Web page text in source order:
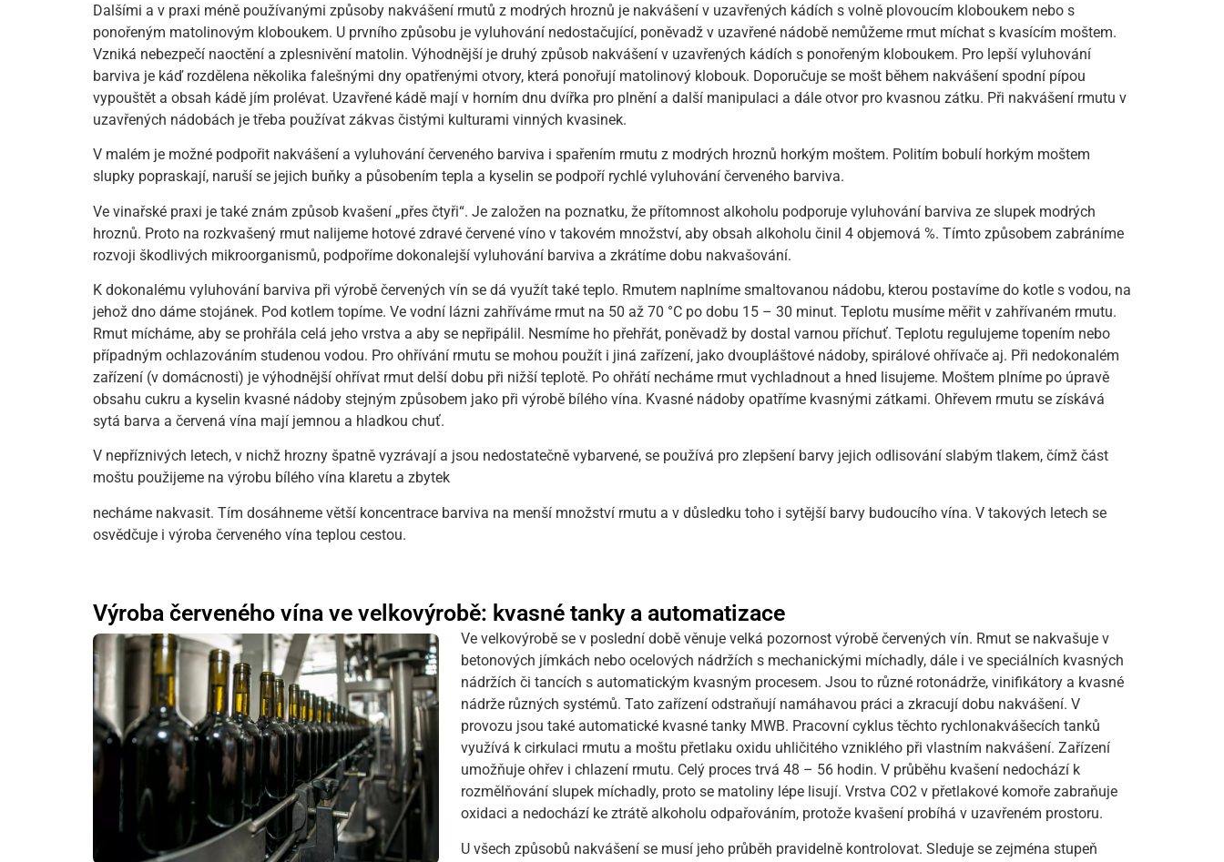
Dalšími a v praxi méně používanými způsoby nakvášení rmutů z modrých hroznů je nakvášení v uzavřených kádích s volně plovoucím kloboukem nebo s
ponořeným matolinovým kloboukem. U prvního způsobu je vyluhování nedostačující, poněvadž v uzavřené nádobě nemůžeme rmut míchat s kvasícím moštem.
Vzniká nebezpečí naoctění a zplesnivění matolin. Výhodnější je druhý způsob nakvášení v uzavřených kádích s ponořeným kloboukem. Pro lepší vyluhování
barviva je káď rozdělena několika falešnými dny opatřenými otvory, která ponořují matolinový klobouk. Doporučuje se mošt během nakvášení spodní pípou
vypouštět a obsah kádě jím prolévat. Uzavřené kádě mají v horním dnu dvířka pro plnění a další manipulaci a dále otvor pro kvasnou zátku. Při nakvášení rmutu v
uzavřených nádobách je třeba používat zákvas čistými kulturami vinných kvasinek.
V malém je možné podpořit nakvášení a vyluhování červeného barviva i spařením rmutu z modrých hroznů horkým moštem. Politím bobulí horkým moštem
slupky popraskají, naruší se jejich buňky a působením tepla a kyselin se podpoří rychlé vyluhování červeného barviva.
Ve vinařské praxi je také znám způsob kvašení „přes čtyři“. Je založen na poznatku, že přítomnost alkoholu podporuje vyluhování barviva ze slupek modrých
hroznů. Proto na rozkvašený rmut nalijeme hotové zdravé červené víno v takovém množství, aby obsah alkoholu činil 4 objemová %. Tímto způsobem zabráníme
rozvoji škodlivých mikroorganismů, podpoříme dokonalejší vyluhování barviva a zkrátíme dobu nakvašování.
K dokonalému vyluhování barviva při výrobě červených vín se dá využít také teplo. Rmutem naplníme smaltovanou nádobu, kterou postavíme do kotle s vodou, na
jehož dno dáme stojánek. Pod kotlem topíme. Ve vodní lázni zahříváme rmut na 50 až 70 °C po dobu 15 – 30 minut. Teplotu musíme měřit v zahřívaném rmutu.
Rmut mícháme, aby se prohřála celá jeho vrstva a aby se nepřipálil. Nesmíme ho přehřát, poněvadž by dostal varnou příchuť. Teplotu regulujeme topením nebo
případným ochlazováním studenou vodou. Pro ohřívání rmutu se mohou použít i jiná zařízení, jako dvoupláštové nádoby, spirálové ohřívače aj. Při nedokonalém
zařízení (v domácnosti) je výhodnější ohřívat rmut delší dobu při nižší teplotě. Po ohřátí necháme rmut vychladnout a hned lisujeme. Moštem plníme po úpravě
obsahu cukru a kyselin kvasné nádoby stejným způsobem jako při výrobě bílého vína. Kvasné nádoby opatříme kvasnými zátkami. Ohřevem rmutu se získává
sytá barva a červená vína mají jemnou a hladkou chuť.
V nepříznivých letech, v nichž hrozny špatně vyzrávají a jsou nedostatečně vybarvené, se používá pro zlepšení barvy jejich odlisování slabým tlakem, čímž část
moštu použijeme na výrobu bílého vína klaretu a zbytek
necháme nakvasit. Tím dosáhneme větší koncentrace barviva na menší množství rmutu a v důsledku toho i sytější barvy budoucího vína. V takových letech se
osvědčuje i výroba červeného vína teplou cestou.
Výroba červeného vína ve velkovýrobě: kvasné tanky a automatizace
Ve velkovýrobě se v poslední době věnuje velká pozornost výrobě červených vín. Rmut se nakvašuje v
betonových jímkách nebo ocelových nádržích s mechanickými míchadly, dále i ve speciálních kvasných
nádržích či tancích s automatickým kvasným procesem. Jsou to různé rotonádrže, vinifikátory a kvasné
nádrže různých systémů. Tato zařízení odstraňují namáhavou práci a zkracují dobu nakvášení. V
provozu jsou také automatické kvasné tanky MWB. Pracovní cyklus těchto rychlonakvášecích tanků
využívá k cirkulaci rmutu a moštu přetlaku oxidu uhličitého vzniklého při vlastním nakvášení. Zařízení
umožňuje ohřev i chlazení rmutu. Celý proces trvá 48 – 56 hodin. V průběhu kvašení nedochází k
rozmělňování slupek míchadly, proto se matoliny lépe lisují. Vrstva CO2 v přetlakové komoře zabraňuje
oxidaci a nedochází ke ztrátě alkoholu odpařováním, protože kvašení probíhá v uzavřeném prostoru.
U všech způsobů nakvášení se musí jeho průběh pravidelně kontrolovat. Sleduje se zejména stupeň